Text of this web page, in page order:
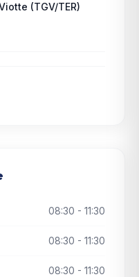
(TGV/TER)
08:30 - 11:30
08:30 - 11:30
08:30 - 11:30